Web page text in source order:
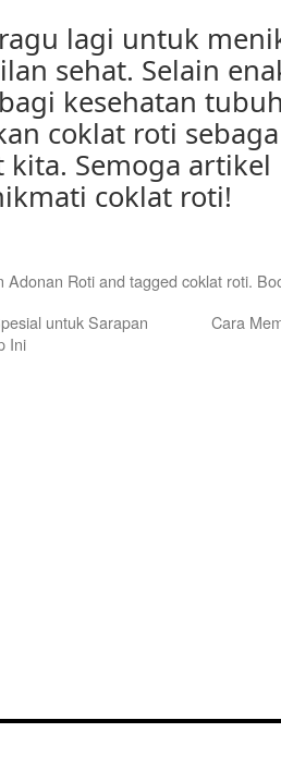
lagi untuk
sehat. Selain
kesehatan
coklat roti
kita. Semoga
coklat roti!
Adonan Rotiand tagged coklat roti.
untuk Sarapan
Ini
Cara